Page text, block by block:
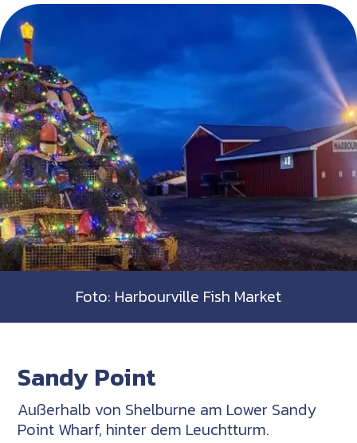
Foto: Harbourville Fish Market
Sandy Point
Außerhalb von Shelburne am Lower Sandy
Point Wharf, hinter dem Leuchtturm.